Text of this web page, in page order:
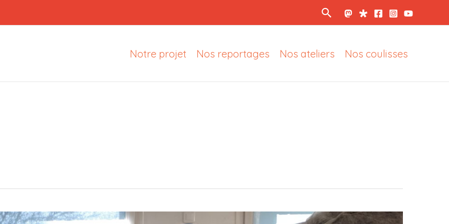
Rechercher
Notre projet Nos reportages Nos ateliers Nos coulisses